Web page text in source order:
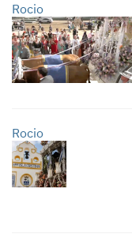
Rocio
Rocio